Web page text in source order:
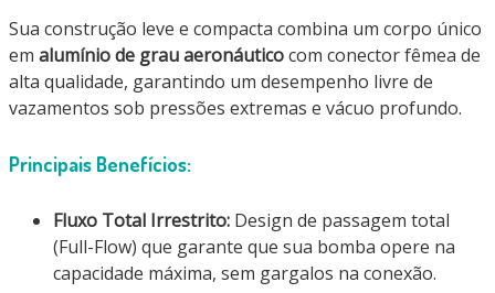
Sua construção leve e compacta combina um corpo único
em alumínio de grau aeronáuticocom conector fêmea de
alta qualidade, garantindo um desempenho livre de
vazamentos sob pressões extremas e vácuo profundo.
Principais Benefícios:
Fluxo Total Irrestrito: Design de passagem total
(Full-Flow) que garante que sua bomba opere na
capacidade máxima, sem gargalos na conexão.